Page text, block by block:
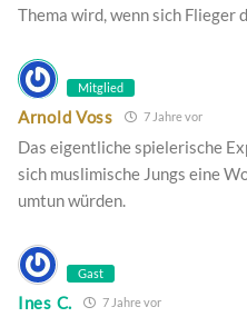
Thema wird, wenn sich Flieger
Mitglied
Arnold Voss 7 Jahre vor
Das eigentliche spielerische
sich muslimische Jungs eine
umtun würden.
Gast
Ines C. 7 Jahre vor